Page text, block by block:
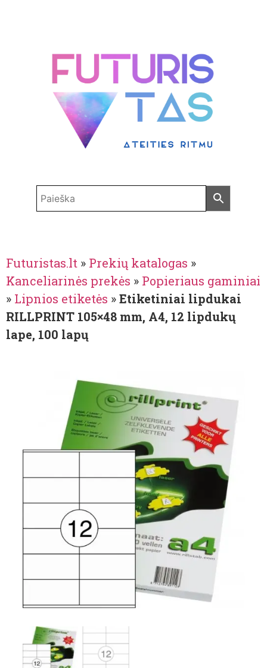
Futuristas.lt » Prekių katalogas »
Kanceliarinės prekės » Popieriaus gaminiai
» Lipnios etiketės »Etiketiniai lipdukai
RILLPRINT 105×48 mm, A4, 12 lipdukų
lape, 100 lapų